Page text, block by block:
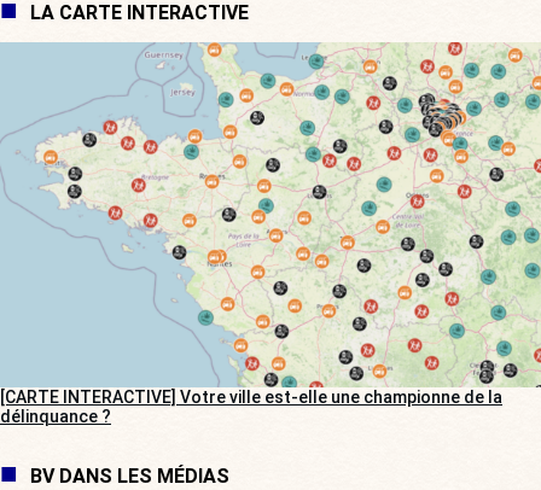
LA CARTE INTERACTIVE
[CARTE INTERACTIVE] Votre ville est-elle une championne de la
délinquance ?
BV DANS LES MÉDIAS